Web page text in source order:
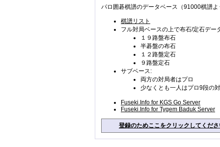
パロ囲碁棋譜のデータベース（91000棋譜よ
棋譜リスト
フル対局ベースの上で布石/定石デー
１９路盤布石
半碁盤の布石
１２路盤定石
９路盤定石
サブベース:
両方の対局者はプロ
少なくとも一人はプロ9段の
Fuseki.Info for KGS Go Server
Fuseki.Info for Tygem Baduk Server
登録のためここをクリックしてくだ